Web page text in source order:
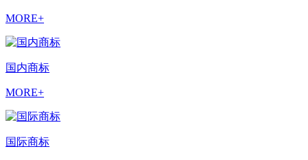
MORE+
国内商标
MORE+
国际商标